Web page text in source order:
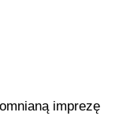
imprezę